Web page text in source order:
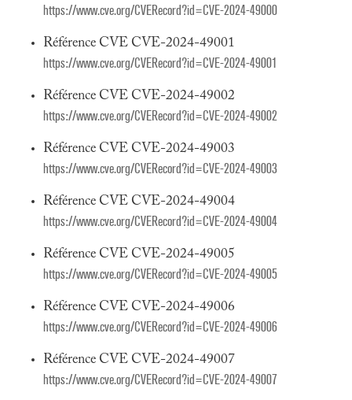
https://www.cve.org/CVERecord?id=CVE-2024-49000
Référence CVE CVE-2024-49001
https://www.cve.org/CVERecord?id=CVE-2024-49001
Référence CVE CVE-2024-49002
https://www.cve.org/CVERecord?id=CVE-2024-49002
Référence CVE CVE-2024-49003
https://www.cve.org/CVERecord?id=CVE-2024-49003
Référence CVE CVE-2024-49004
https://www.cve.org/CVERecord?id=CVE-2024-49004
Référence CVE CVE-2024-49005
https://www.cve.org/CVERecord?id=CVE-2024-49005
Référence CVE CVE-2024-49006
https://www.cve.org/CVERecord?id=CVE-2024-49006
Référence CVE CVE-2024-49007
https://www.cve.org/CVERecord?id=CVE-2024-49007